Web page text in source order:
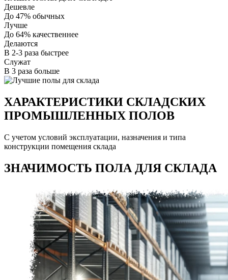
Дешевле
До 47% обычных
Лучше
До 64% качественнее
Делаются
В 2-3 раза быстрее
Служат
В 3 раза больше
ХАРАКТЕРИСТИКИ СКЛАДСКИХ
ПРОМЫШЛЕННЫХ ПОЛОВ
С учетом условий эксплуатации, назначения и типа
конструкции помещения склада
ЗНАЧИМОСТЬ ПОЛА ДЛЯ СКЛАДА